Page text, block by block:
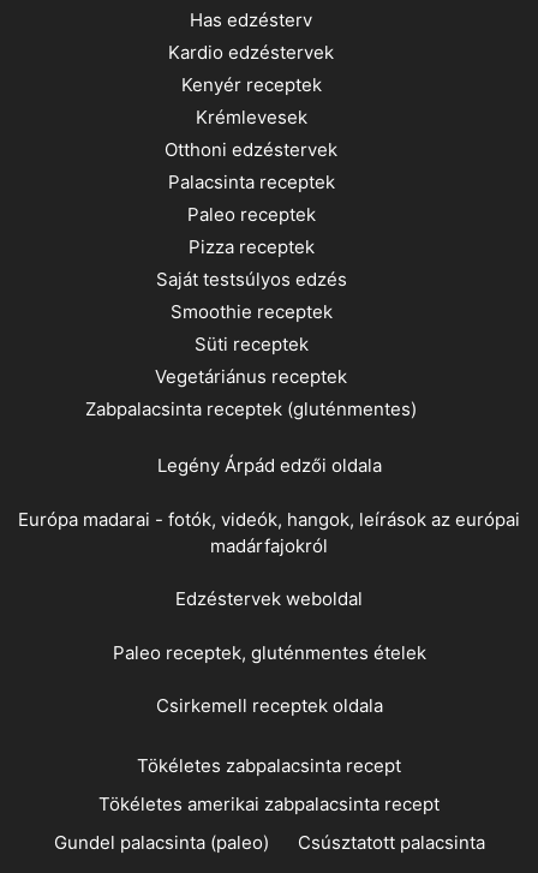
Has edzésterv
Kardio edzéstervek
Kenyér receptek
Krémlevesek
Otthoni edzéstervek
Palacsinta receptek
Paleo receptek
Pizza receptek
Saját testsúlyos edzés
Smoothie receptek
Süti receptek
Vegetáriánus receptek
Zabpalacsinta receptek (gluténmentes)
Legény Árpád edzői oldala
Európa madarai - fotók, videók, hangok, leírások az európai
madárfajokról
Edzéstervek weboldal
Paleo receptek, gluténmentes ételek
Csirkemell receptek oldala
Tökéletes zabpalacsinta recept
Tökéletes amerikai zabpalacsinta recept
Gundel palacsinta (paleo)
Csúsztatott palacsinta